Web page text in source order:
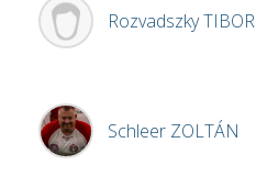
RozvadszkyTIBOR
Schleer ZOLTÁN